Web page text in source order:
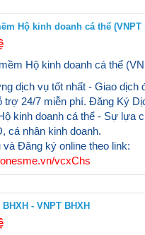
Hộ kinh doanh cá thể (VNPT
dịch vụ tốt nhất - Giao dịch
trợ 24/7 miễn phí. Đăng Ký
kinh doanh cá thể - Sự lựa
cá nhân kinh doanh.
và Đăng ký online theo link:
vcxChs
- VNPT BHXH